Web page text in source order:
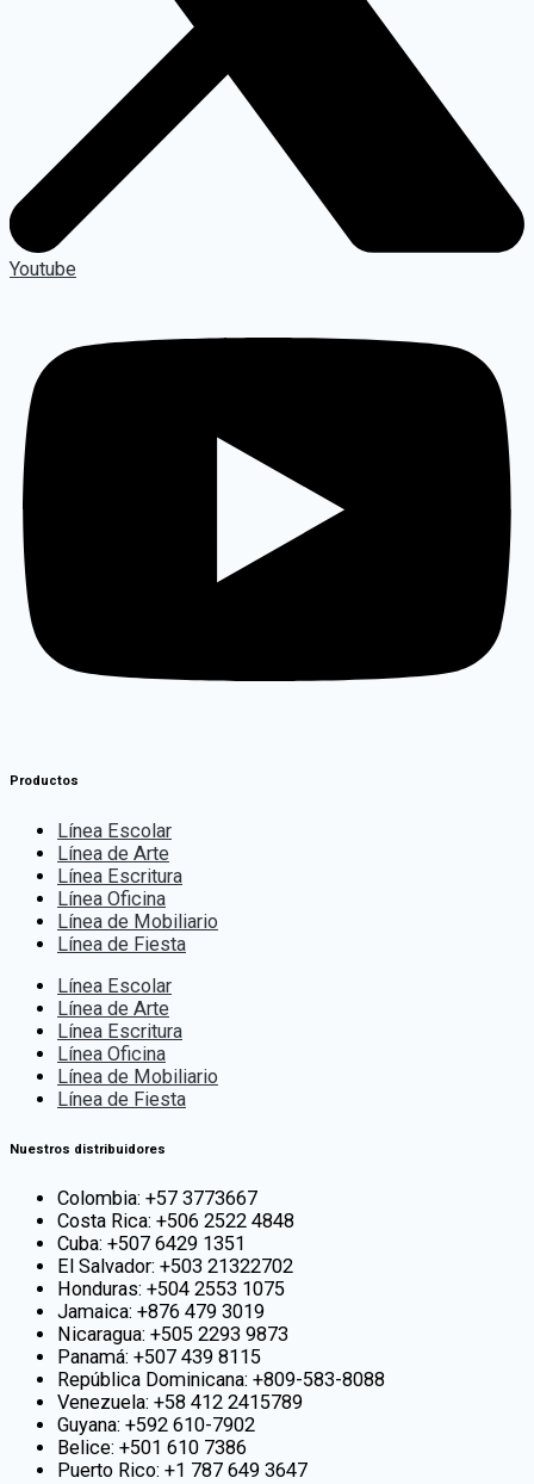
Youtube
Productos
Línea Escolar
Línea de Arte
Línea Escritura
Línea Oficina
Línea de Mobiliario
Línea de Fiesta
Línea Escolar
Línea de Arte
Línea Escritura
Línea Oficina
Línea de Mobiliario
Línea de Fiesta
Nuestros distribuidores
Colombia: +57 3773667
Costa Rica: +506 2522 4848
Cuba: +507 6429 1351
El Salvador: +503 21322702
Honduras: +504 2553 1075
Jamaica: +876 479 3019
Nicaragua: +505 2293 9873
Panamá: +507 439 8115
República Dominicana: +809-583-8088
Venezuela: +58 412 2415789
Guyana: +592 610-7902
Belice: +501 610 7386
Puerto Rico: +1 787 649 3647